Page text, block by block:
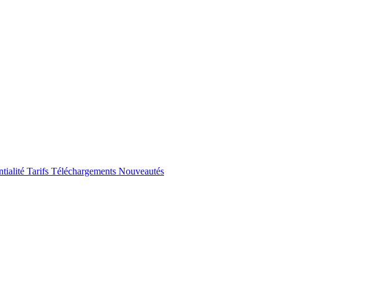
Tarifs Téléchargements Nouveautés